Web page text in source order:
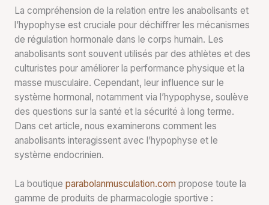
La compréhension de la relation entre les anabolisants et
l’hypophyse est cruciale pour déchiffrer les mécanismes
de régulation hormonale dans le corps humain. Les
anabolisants sont souvent utilisés par des athlètes et des
culturistes pour améliorer la performance physique et la
masse musculaire. Cependant, leur influence sur le
système hormonal, notamment via l’hypophyse, soulève
des questions sur la santé et la sécurité à long terme.
Dans cet article, nous examinerons comment les
anabolisants interagissent avec l’hypophyse et le
système endocrinien.
La boutique parabolanmusculation.com propose toute la
gamme de produits de pharmacologie sportive :